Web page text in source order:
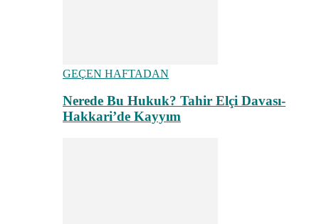
GEÇEN HAFTADAN
Nerede Bu Hukuk? Tahir Elçi Davası-
Hakkari’de Kayyım